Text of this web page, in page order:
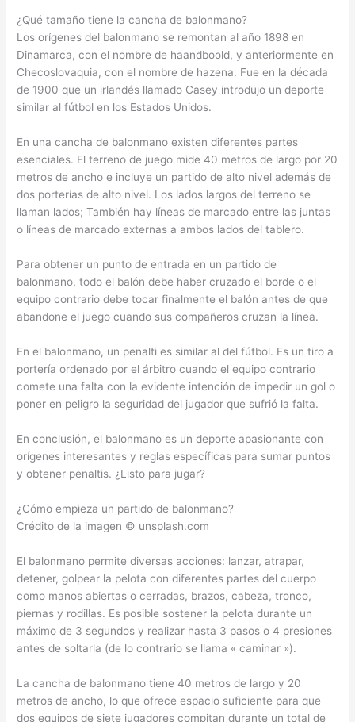
¿Qué tamaño tiene la cancha de balonmano?
Los orígenes del balonmano se remontan al año 1898 en
Dinamarca, con el nombre de haandboold, y anteriormente en
Checoslovaquia, con el nombre de hazena. Fue en la década
de 1900 que un irlandés llamado Casey introdujo un deporte
similar al fútbol en los Estados Unidos.
En una cancha de balonmano existen diferentes partes
esenciales. El terreno de juego mide 40 metros de largo por 20
metros de ancho e incluye un partido de alto nivel además de
dos porterías de alto nivel. Los lados largos del terreno se
llaman lados; También hay líneas de marcado entre las juntas
o líneas de marcado externas a ambos lados del tablero.
Para obtener un punto de entrada en un partido de
balonmano, todo el balón debe haber cruzado el borde o el
equipo contrario debe tocar finalmente el balón antes de que
abandone el juego cuando sus compañeros cruzan la línea.
En el balonmano, un penalti es similar al del fútbol. Es un tiro a
portería ordenado por el árbitro cuando el equipo contrario
comete una falta con la evidente intención de impedir un gol o
poner en peligro la seguridad del jugador que sufrió la falta.
En conclusión, el balonmano es un deporte apasionante con
orígenes interesantes y reglas específicas para sumar puntos
y obtener penaltis. ¿Listo para jugar?
¿Cómo empieza un partido de balonmano?
Crédito de la imagen © unsplash.com
El balonmano permite diversas acciones: lanzar, atrapar,
detener, golpear la pelota con diferentes partes del cuerpo
como manos abiertas o cerradas, brazos, cabeza, tronco,
piernas y rodillas. Es posible sostener la pelota durante un
máximo de 3 segundos y realizar hasta 3 pasos o 4 presiones
antes de soltarla (de lo contrario se llama « caminar »).
La cancha de balonmano tiene 40 metros de largo y 20
metros de ancho, lo que ofrece espacio suficiente para que
dos equipos de siete jugadores compitan durante un total de